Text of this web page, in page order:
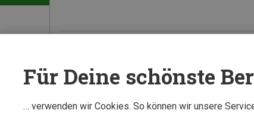
Für Deine schönste
… verwenden wir Cookies. So können wir unsere